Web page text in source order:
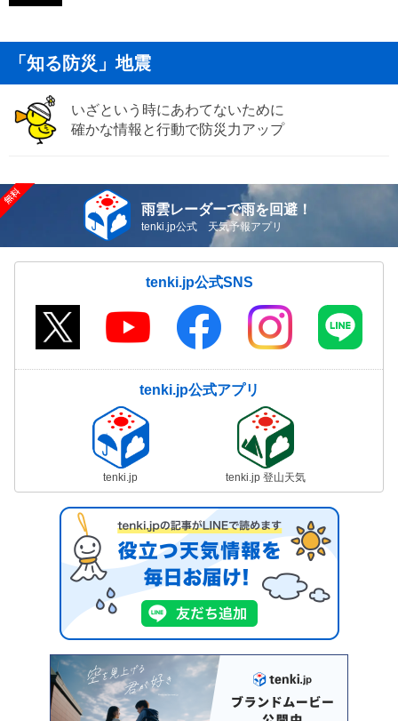
「知る防災」地震
いざという時にあわてないために
確かな情報と行動で防災力アップ
雨雲レーダーで雨を回避！
tenki.jp公式 天気予報アプリ
tenki.jp公式SNS
tenki.jp公式アプリ
tenki.jp tenki.jp 登山天気